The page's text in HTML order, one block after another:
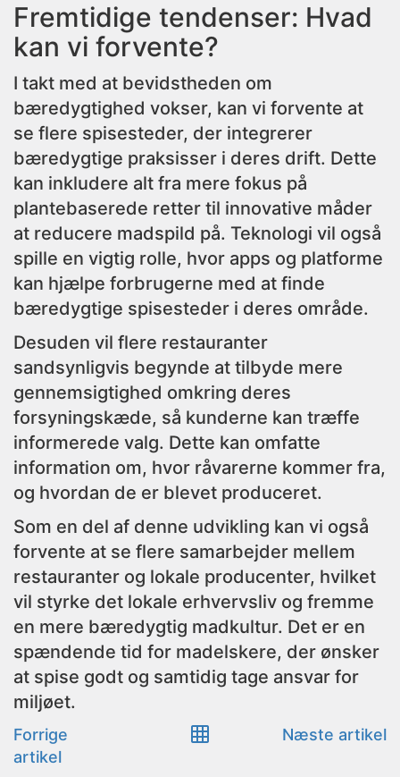
Fremtidige tendenser: Hvad
kan vi forvente?
I takt med at bevidstheden om
bæredygtighed vokser, kan vi forvente at
se flere spisesteder, der integrerer
bæredygtige praksisser i deres drift. Dette
kan inkludere alt fra mere fokus på
plantebaserede retter til innovative måder
at reducere madspild på. Teknologi vil også
spille en vigtig rolle, hvor apps og platforme
kan hjælpe forbrugerne med at finde
bæredygtige spisesteder i deres område.
Desuden vil flere restauranter
sandsynligvis begynde at tilbyde mere
gennemsigtighed omkring deres
forsyningskæde, så kunderne kan træffe
informerede valg. Dette kan omfatte
information om, hvor råvarerne kommer fra,
og hvordan de er blevet produceret.
Som en del af denne udvikling kan vi også
forvente at se flere samarbejder mellem
restauranter og lokale producenter, hvilket
vil styrke det lokale erhvervsliv og fremme
en mere bæredygtig madkultur. Det er en
spændende tid for madelskere, der ønsker
at spise godt og samtidig tage ansvar for
miljøet.
Forrige
artikel
Næste artikel